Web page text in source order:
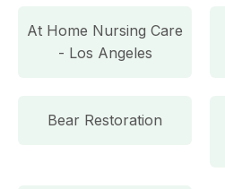
At Home Nursing Care
- Los Angeles
Bear Restoration